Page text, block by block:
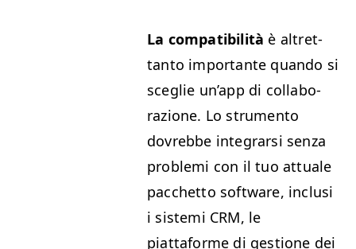
La com­pat­i­bil­ità è altret­
tan­to impor­tante quan­do si
sceglie un’app di col­lab­o­
razione. Lo stru­men­to
dovrebbe inte­grar­si sen­za
prob­le­mi con il tuo attuale
pac­chet­to soft­ware, inclusi
i sis­te­mi CRM, le
piattaforme di ges­tione dei